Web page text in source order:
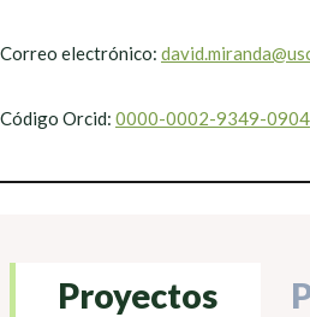
Correo electrónico:
Código Orcid: 0000-0002-9349-0904
Proyectos